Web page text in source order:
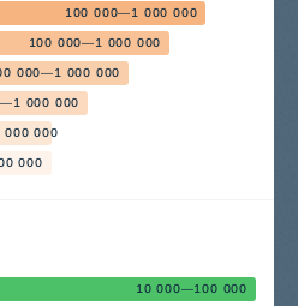
100 000—1 000 000
100 000—1 000 000
000—1 000 000
000 000
000
000
10 000—100 000